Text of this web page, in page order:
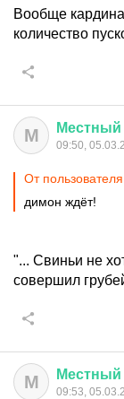
Вообще
количество
М Местный
09:50,
От пользователя
димон ждёт!
"... Свиньи не
совершил
М Местный
09:53,